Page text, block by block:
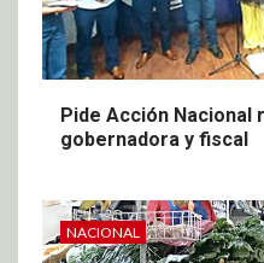
Pide Acción Nacional
gobernadora y fiscal
NACIONAL